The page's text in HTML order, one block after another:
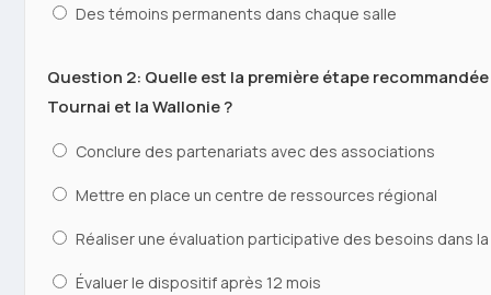
Des témoins permanents dans chaque salle
Question 2: Quelle est la première étape
Tournai et la Wallonie ?
Conclure des partenariats avec des associations
Mettre en place un centre de ressources régional
Réaliser une évaluation participative des besoins dans
Évaluer le dispositif après 12 mois